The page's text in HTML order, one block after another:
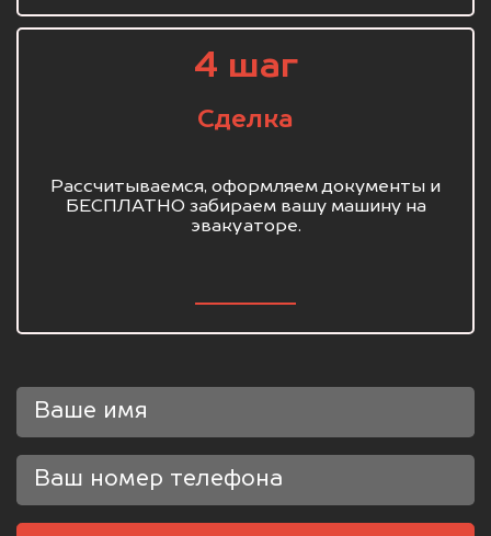
4 шаг
Сделка
Рассчитываемся, оформляем документы и
БЕСПЛАТНО забираем вашу машину на
эвакуаторе.